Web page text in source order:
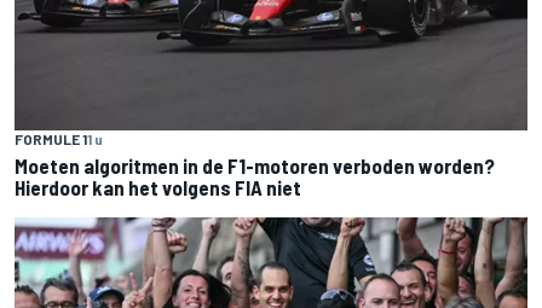
FORMULE 11 u
Moeten algoritmen in de F1-motoren verboden worden?
Hierdoor kan het volgens FIA niet